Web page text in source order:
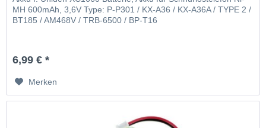
MH 600mAh, 3,6V Type: P-P301 / KX-A36 / KX-A36A / TYPE 2 /
BT185 / AM468V / TRB-6500 / BP-T16
6,99 € *
Merken